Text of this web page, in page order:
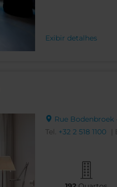
Exibir detalhes
Rue Bodenbroek
Tel. +32 2 518 1100 |